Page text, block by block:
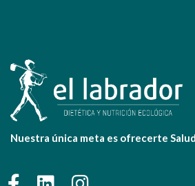
Nuestra única meta es ofrecerte